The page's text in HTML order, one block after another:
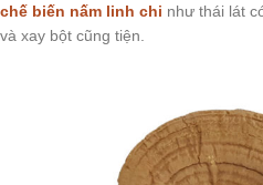
chế biến nấm linh chi như thái lát
và xay bột cũng tiện.